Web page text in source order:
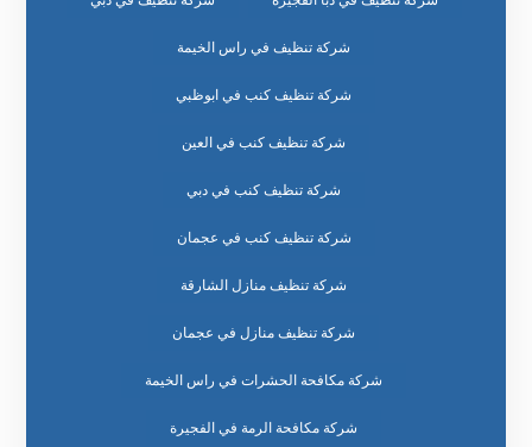
شركة تنظيف في راس الخيمة
شركة تنظيف كنب في ابوظبي
شركة تنظيف كنب في العين
شركة تنظيف كنب في دبي
شركة تنظيف كنب في عجمان
شركة تنظيف منازل الشارقة
شركة تنظيف منازل في عجمان
شركة مكافحة الحشرات في راس الخيمة
شركة مكافحة الرمة في الفجيرة